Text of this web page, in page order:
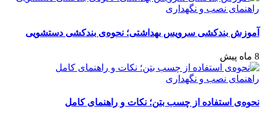
راهنمای نصب و نگهداری
آموزش بندکشی سرویس بهداشتی؛ نحوه‌ی بندکشی دستشویی
8 ماه پیش
راهنمای نصب و نگهداری
نحوه‌ی استفاده از چسب بتن؛ نکات و راهنمای کامل